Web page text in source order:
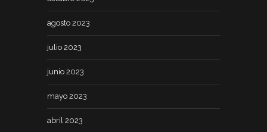
agosto 2023
julio 2023
junio 2023
mayo 2023
abril 2023